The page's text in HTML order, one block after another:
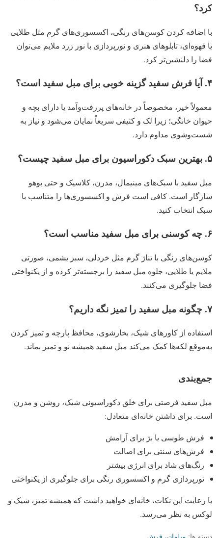
کرد؟
با اضافه کردن کوسن‌های رنگی، اکسسوری‌های گرم مثل طلایی
یا قهوه‌ای، تابلوهای هنری و نورپردازی با نور زرد ملایم می‌توان
فضا را دلنشین‌تر کرد.
۴. آیا فرش سفید گزینه خوبی برای مبل سفید است؟
معمولاً خیر، مخصوصاً در خانه‌های پررفت‌وآمد یا دارای بچه و
حیوان خانگی؛ زیرا لک و کثیفی سریعاً نمایان می‌شود و نیاز به
شست‌وشوی مداوم دارد.
۵. بهترین سبک دکوراسیون برای مبل سفید چیست؟
مبل سفید با سبک‌های مینیمال، مدرن، کلاسیک و حتی بوهو
سازگار است. کافی است فرش و اکسسوری‌ها را متناسب با
سبک انتخاب کنید.
۶. چه کوسنی برای مبل سفید مناسب است؟
کوسن‌های رنگی با تناژ گرم مثل خردلی، سبز یشمی، صورتی
ملایم یا طلایی، جلوه مبل سفید را برجسته‌تر کرده و از یکنواختی
فضا جلوگیری می‌کنند.
۷. چگونه مبل سفید را تمیز نگه داریم؟
استفاده از کاورهای شیک، بخارشوی، محافظ پارچه و تمیز کردن
به‌موقع لکه‌ها کمک می‌کند مبل سفید همیشه نو و تمیز بماند.
جمع‌بندی
مبل سفید فرصتی برای خلق دکوراسیونی شیک، روشن و مدرن
است. برای داشتن خانه‌ای متعادل:
فرش طوسی یا بژ برای آرامش
فرش‌های سنتی برای اصالت
رنگ‌های شاد برای انرژی بیشتر
نورپردازی گرم و اکسسوری رنگی برای جلوگیری از یکنواختی
با رعایت این نکات، خانه‌ای خواهید داشت که همیشه تمیز، شیک و
لوکس به نظر می‌رسد.
دسته ها: مبلمان، فرش